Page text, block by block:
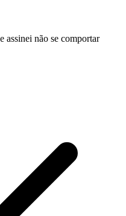
assinei não se comportar